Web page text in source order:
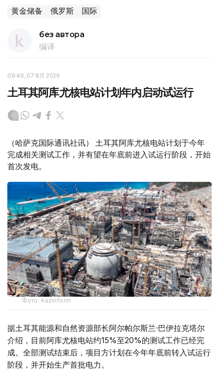
黄金储备 俄罗斯 国际
без автора
编译
09:49, 07 8月 2026
土耳其阿库尤核电站计划年内启动试运行
（哈萨克国际通讯社讯） 土耳其阿库尤核电站计划于今年
完成相关测试工作，并有望在年底前进入试运行阶段，开始
首次发电。
Фото: Kazinform
据土耳其能源和自然资源部长阿尔帕尔斯兰·巴伊拉克塔尔
介绍，目前阿库尤核电站约15%至20%的测试工作已经完
成。全部测试结束后，项目方计划在今年年底前转入试运行
阶段，并开始生产首批电力。